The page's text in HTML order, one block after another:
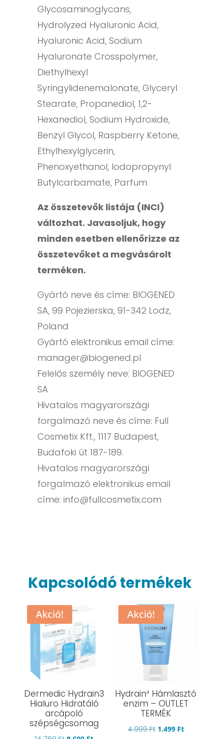
Glycosaminoglycans,
Hydrolyzed Hyaluronic Acid,
Hyaluronic Acid, Sodium
Hyaluronate Crosspolymer,
Diethylhexyl
Syringylidenemalonate, Glyceryl
Stearate, Propanediol, 1,2-
Hexanediol, Sodium Hydroxide,
Benzyl Glycol, Raspberry Ketone,
Ethylhexylglycerin,
Phenoxyethanol, Iodopropynyl
Butylcarbamate, Parfum
Az összetevők listája (INCI)
változhat. Javasoljuk, hogy
minden esetben ellenőrizze az
összetevőket a megvásárolt
terméken.
Gyártó neve és címe: BIOGENED
SA, 99 Pojezierska, 91-342 Lodz,
Poland
Gyártó elektronikus email címe:
manager@biogened.pl
Felelős személy neve: BIOGENED
SA
Hivatalos magyarországi
forgalmazó neve és címe: Full
Cosmetix Kft., 1117 Budapest,
Budafoki út 187-189.
Hivatalos magyarországi
forgalmazó elektronikus email
címe: info@fullcosmetix.com
Kapcsolódó termékek
Akció!
Dermedic Hydrain3
Hialuro Hidratáló
arcápoló
szépségcsomag
Akció!
Hydrain³ Hámlasztó
enzim – OUTLET
TERMÉK
4.999Ft Original
1.499 FtCurrent